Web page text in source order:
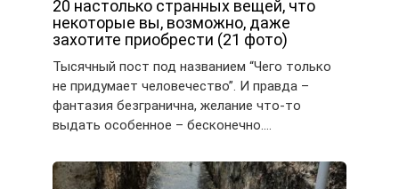
20 настолько странных вещей, что
некоторые вы, возможно, даже
захотите приобрести (21 фото)
Тысячный пост под названием “Чего только
не придумает человечество”. И правда –
фантазия безгранична, желание что-то
выдать особенное – бесконечно….